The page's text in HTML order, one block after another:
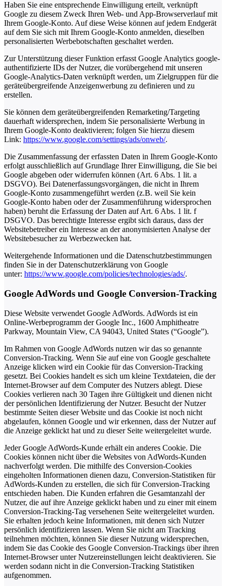
Haben Sie eine entsprechende Einwilligung erteilt, verknüpft
Google zu diesem Zweck Ihren Web- und App-Browserverlauf mit
Ihrem Google-Konto. Auf diese Weise können auf jedem Endgerät
auf dem Sie sich mit Ihrem Google-Konto anmelden, dieselben
personalisierten Werbebotschaften geschaltet werden.
Zur Unterstützung dieser Funktion erfasst Google Analytics google-
authentifizierte IDs der Nutzer, die vorübergehend mit unseren
Google-Analytics-Daten verknüpft werden, um Zielgruppen für die
geräteübergreifende Anzeigenwerbung zu definieren und zu
erstellen.
Sie können dem geräteübergreifenden Remarketing/Targeting
dauerhaft widersprechen, indem Sie personalisierte Werbung in
Ihrem Google-Konto deaktivieren; folgen Sie hierzu diesem
Link: https://www.google.com/settings/ads/onweb/.
Die Zusammenfassung der erfassten Daten in Ihrem Google-Konto
erfolgt ausschließlich auf Grundlage Ihrer Einwilligung, die Sie bei
Google abgeben oder widerrufen können (Art. 6 Abs. 1 lit. a
DSGVO). Bei Datenerfassungsvorgängen, die nicht in Ihrem
Google-Konto zusammengeführt werden (z.B. weil Sie kein
Google-Konto haben oder der Zusammenführung widersprochen
haben) beruht die Erfassung der Daten auf Art. 6 Abs. 1 lit. f
DSGVO. Das berechtigte Interesse ergibt sich daraus, dass der
Websitebetreiber ein Interesse an der anonymisierten Analyse der
Websitebesucher zu Werbezwecken hat.
Weitergehende Informationen und die Datenschutzbestimmungen
finden Sie in der Datenschutzerklärung von Google
unter: https://www.google.com/policies/technologies/ads/.
Google AdWords und Google Conversion-Tracking
Diese Website verwendet Google AdWords. AdWords ist ein
Online-Werbeprogramm der Google Inc., 1600 Amphitheatre
Parkway, Mountain View, CA 94043, United States (“Google”).
Im Rahmen von Google AdWords nutzen wir das so genannte
Conversion-Tracking. Wenn Sie auf eine von Google geschaltete
Anzeige klicken wird ein Cookie für das Conversion-Tracking
gesetzt. Bei Cookies handelt es sich um kleine Textdateien, die der
Internet-Browser auf dem Computer des Nutzers ablegt. Diese
Cookies verlieren nach 30 Tagen ihre Gültigkeit und dienen nicht
der persönlichen Identifizierung der Nutzer. Besucht der Nutzer
bestimmte Seiten dieser Website und das Cookie ist noch nicht
abgelaufen, können Google und wir erkennen, dass der Nutzer auf
die Anzeige geklickt hat und zu dieser Seite weitergeleitet wurde.
Jeder Google AdWords-Kunde erhält ein anderes Cookie. Die
Cookies können nicht über die Websites von AdWords-Kunden
nachverfolgt werden. Die mithilfe des Conversion-Cookies
eingeholten Informationen dienen dazu, Conversion-Statistiken für
AdWords-Kunden zu erstellen, die sich für Conversion-Tracking
entschieden haben. Die Kunden erfahren die Gesamtanzahl der
Nutzer, die auf ihre Anzeige geklickt haben und zu einer mit einem
Conversion-Tracking-Tag versehenen Seite weitergeleitet wurden.
Sie erhalten jedoch keine Informationen, mit denen sich Nutzer
persönlich identifizieren lassen. Wenn Sie nicht am Tracking
teilnehmen möchten, können Sie dieser Nutzung widersprechen,
indem Sie das Cookie des Google Conversion-Trackings über ihren
Internet-Browser unter Nutzereinstellungen leicht deaktivieren. Sie
werden sodann nicht in die Conversion-Tracking Statistiken
aufgenommen.